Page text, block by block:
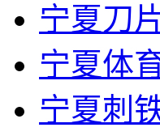
宁夏刀
宁夏体
宁夏刺